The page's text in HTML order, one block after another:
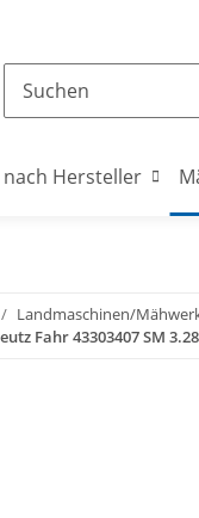
nach Hersteller
Landmaschinen/
Fahr 43303407 SM 3.28